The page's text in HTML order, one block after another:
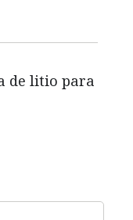
de litio para